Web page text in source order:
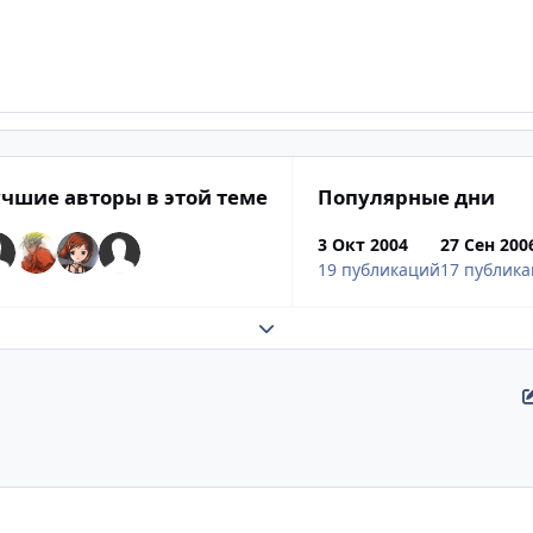
авторы в этой теме Популярные дни
3 Окт 2004
19 публикаций
27 Сен
17
Развернуть обзор темы